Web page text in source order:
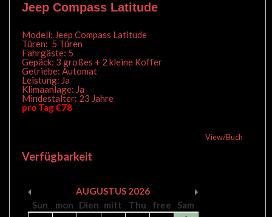
Jeep Compass Latitude
Modell: Jeep Compass Latitude
Türen: 5 Türen
Fahrgäste: 5
Gepäck: 3 großes + 2 kleine Koffer
Getriebe: Automat
Leistung: Ja
Klimaanlage: Ja
Mindestalter: 23 Jahre
pro Tag €78
View/Buch
Verfügbarkeit
AUGUSTUS 2026
Sun
mon Dien mitt Thu free
Sam